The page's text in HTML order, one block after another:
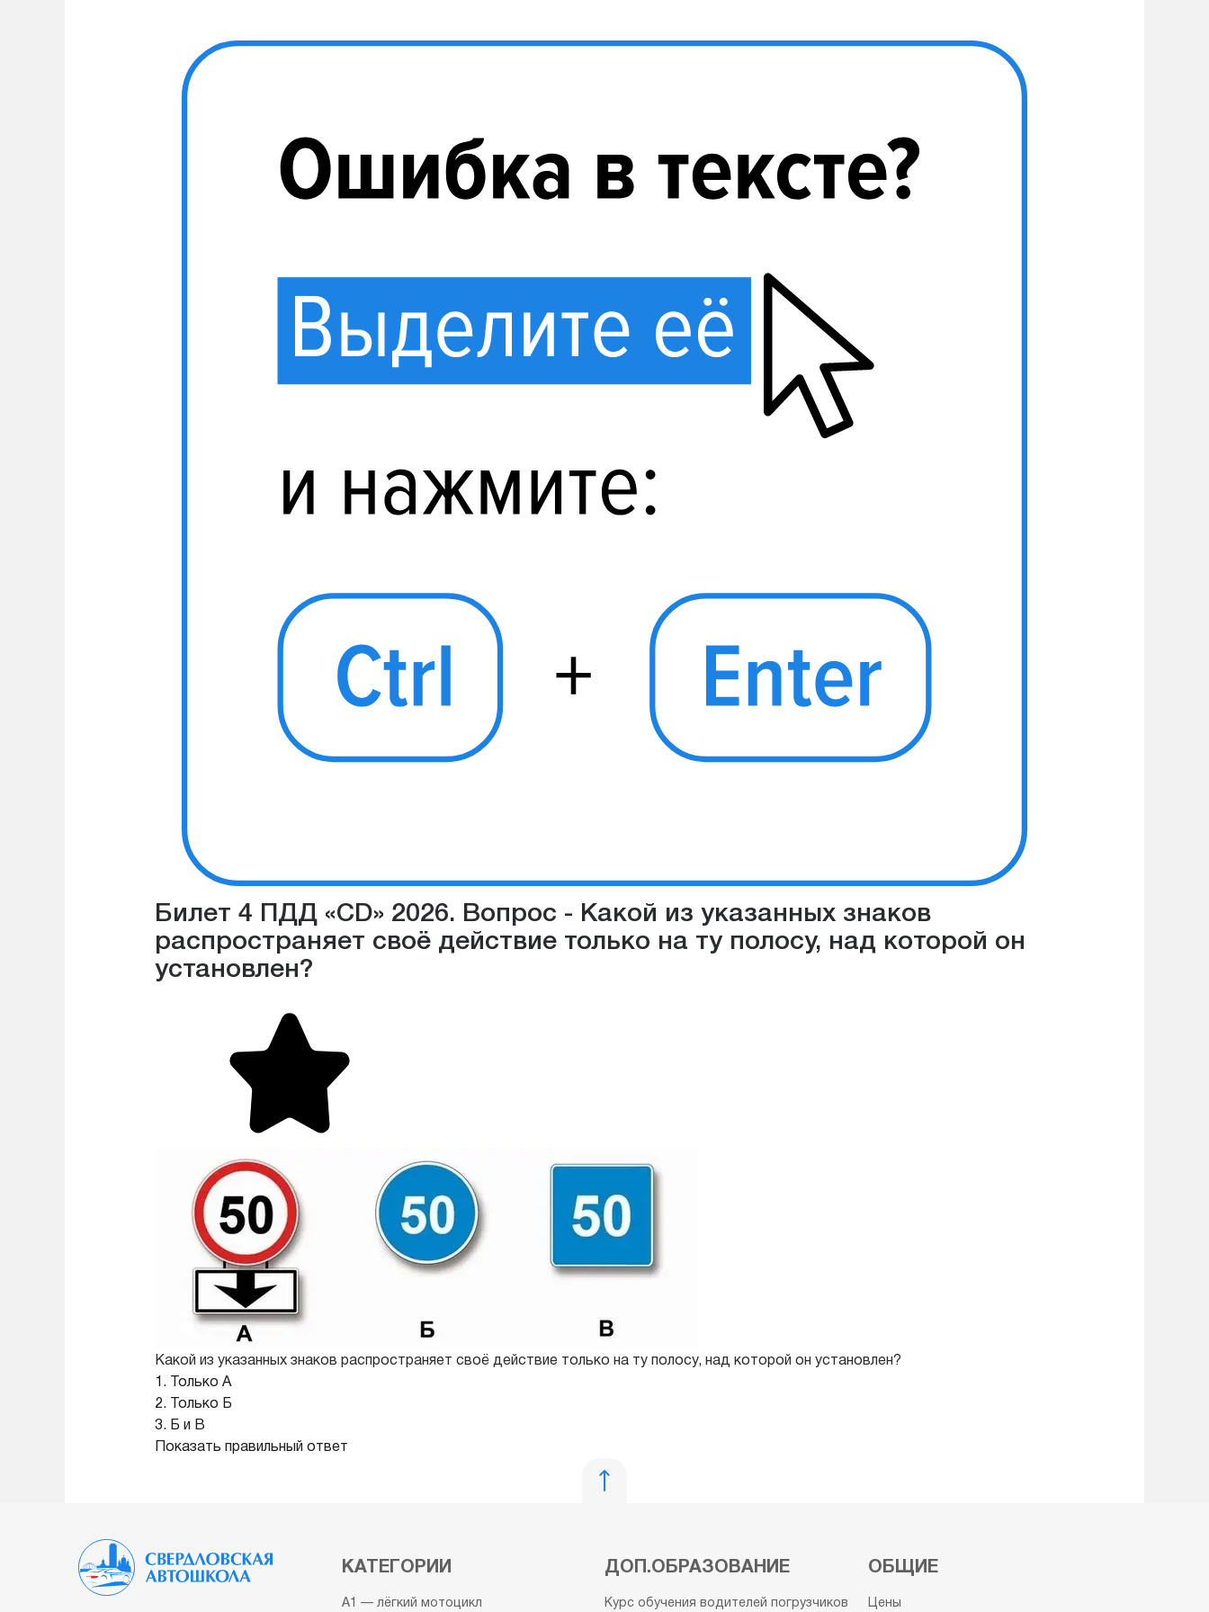
Билет 4 ПДД «CD» 2026. Вопрос - Какой из указанных знаков
распространяет своё действие только на ту полосу, над которой он
установлен?
Какой из указанных знаков распространяет своё действие только на ту полосу, над которой он установлен?
1. Только А
2. Только Б
3. Б и В
Показать правильный ответ
КАТЕГОРИИ
A1 — лёгкий мотоцикл
ДОП.ОБРАЗОВАНИЕ
Курс обучения водителей погрузчиков
ОБЩИЕ
Цены